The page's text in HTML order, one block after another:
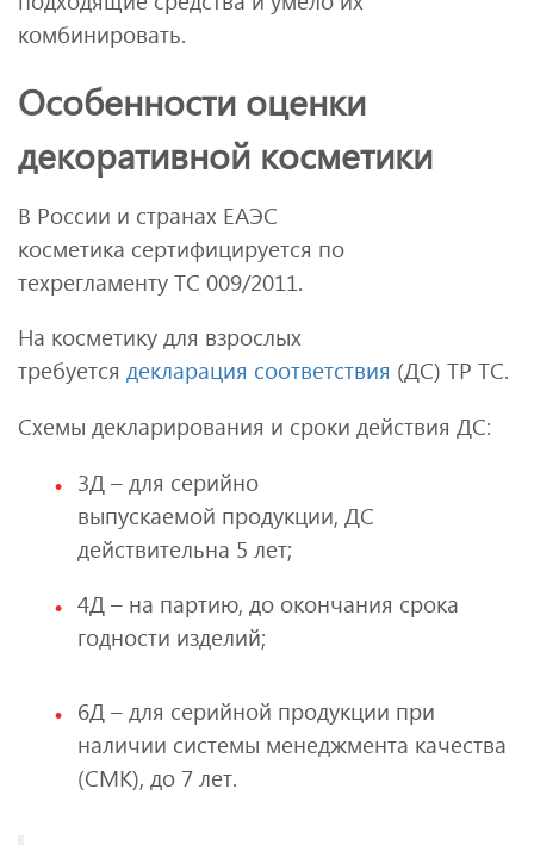
комбинировать.
Особенности оценки
декоративной косметики
В России и странах ЕАЭС
косметика сертифицируется по
техрегламенту ТС 009/2011.
На косметику для взрослых
требуется декларация соответствия (ДС) ТР ТС.
Схемы декларирования и сроки действия ДС:
3Д – для серийно
выпускаемой продукции, ДС
действительна 5 лет;
4Д – на партию, до окончания срока
годности изделий;
6Д – для серийной продукции при
наличии системы менеджмента качества
(СМК), до 7 лет.